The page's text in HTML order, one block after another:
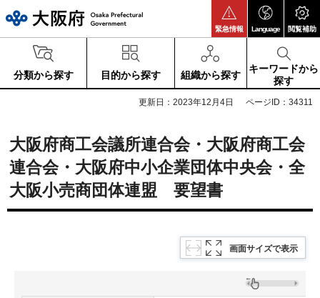
緊急情報 Language 閲覧補助
分類から探す 目的から探す 組織から探す
キーワードから
探す
更新日：2023年12月4日 ページID：34311
大阪府商工会議所連合会・大阪府商工会
連合会・大阪府中小企業団体中央会・全
大阪小売商団体連盟 要望書
画面サイズで表示